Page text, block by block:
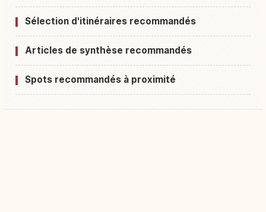
Sélection d'itinéraires recommandés
Articles de synthèse recommandés
Spots recommandés à proximité